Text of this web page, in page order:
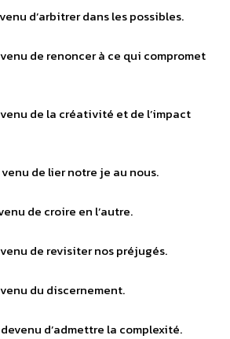
d’arbitrer dans les possibles.
de renoncer à ce qui compromet
de la créativité et de l’impact
de lier notre je au nous.
de croire en l’autre.
de revisiter nos préjugés.
du discernement.
d’admettre la complexité.